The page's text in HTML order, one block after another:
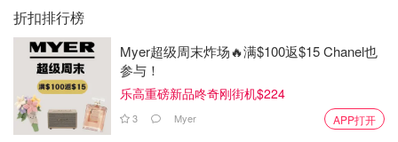
折扣排行榜
Myer超级周末炸场🔥满$100返$15 Chanel也
参与！
乐高重磅新品咚奇刚街机$224
3 Myer APP打开